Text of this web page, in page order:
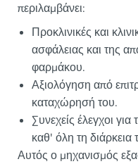
περιλαμβάνει:
Προκλινικές και
ασφάλειας και της
φαρμάκου.
Αξιολόγηση από
καταχώρησή του.
Συνεχείς έλεγχοι
καθ' όλη τη διάρκεια
Αυτός ο μηχανισμός